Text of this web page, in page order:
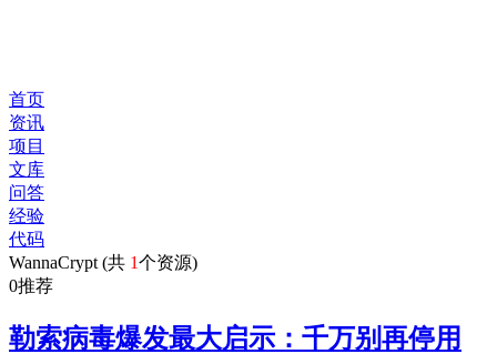
首页
资讯
项目
文库
问答
经验
代码
WannaCrypt (共 1个资源)
0推荐
勒索病毒爆发最大启示：千万别再停用